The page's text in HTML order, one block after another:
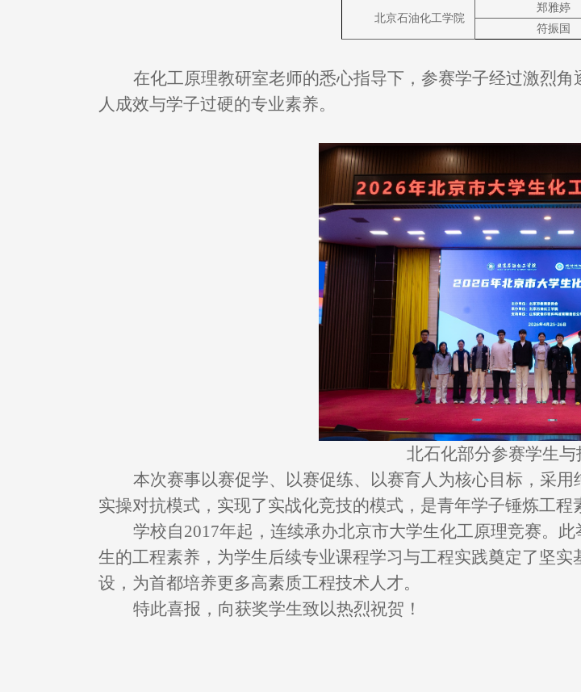
北京石油化工学院
郑雅婷
符振国
在化工原理教研室老师的悉心指导下，参赛学子经过激烈
人成效与学子过硬的专业素养。
北石化部分参赛学生
本次赛事以赛促学、以赛促练、以赛育人为核心目标，采用
实操对抗模式，实现了实战化竞技的模式，是青年学子锤炼工程
学校自2017年起，连续承办北京市大学生化工原理竞赛。
生的工程素养，为学生后续专业课程学习与工程实践奠定了坚
设，为首都培养更多高素质工程技术人才。
特此喜报，向获奖学生致以热烈祝贺！